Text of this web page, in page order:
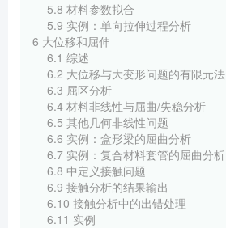
5.8 材料参数拟合
5.9 实例：单向拉伸过程分析
6 大位移和屈伸
6.1 综述
6.2 大位移与大变形问题的有限元法
6.3 屈区分析
6.4 材料非线性与屈曲/失稳分析
6.5 其他几何非线性问题
6.6 实例：盒形梁的屈曲分析
6.7 实例：复合材料套管的屈曲分析
6.8 中定义接触问题
6.9 接触分析的结果输出
6.10 接触分析中的出错处理
6.11 实例